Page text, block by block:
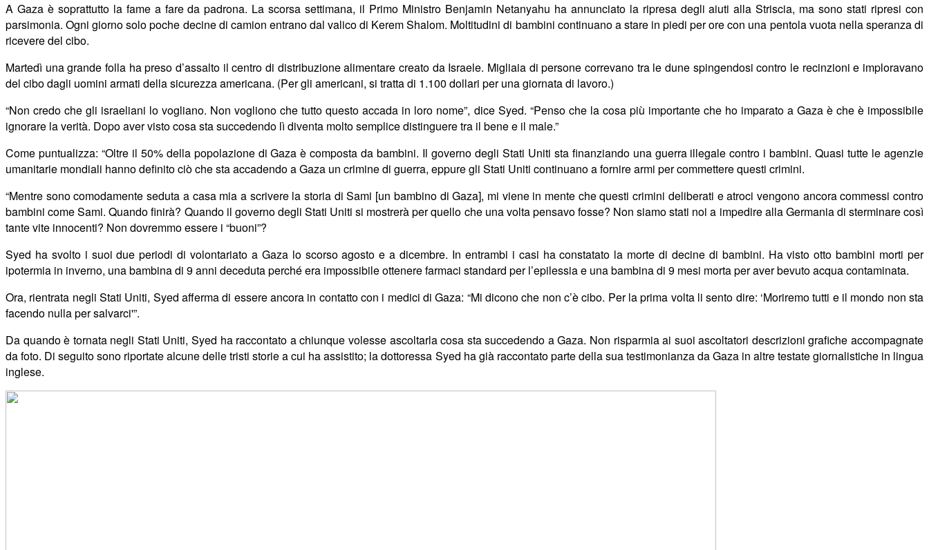
A Gaza è soprattutto la fame a fare da padrona. La scorsa settimana, il Primo Ministro Benjamin Netanyahu ha annunciato la ripresa degli aiuti alla Striscia, ma sono stati ripresi con
parsimonia. Ogni giorno solo poche decine di camion entrano dal valico di Kerem Shalom. Moltitudini di bambini continuano a stare in piedi per ore con una pentola vuota nella speranza di
ricevere del cibo.
Martedì una grande folla ha preso d’assalto il centro di distribuzione alimentare creato da Israele. Migliaia di persone correvano tra le dune spingendosi contro le recinzioni e imploravano
del cibo dagli uomini armati della sicurezza americana. (Per gli americani, si tratta di 1.100 dollari per una giornata di lavoro.)
“Non credo che gli israeliani lo vogliano. Non vogliono che tutto questo accada in loro nome”, dice Syed. “Penso che la cosa più importante che ho imparato a Gaza è che è impossibile
ignorare la verità. Dopo aver visto cosa sta succedendo lì diventa molto semplice distinguere tra il bene e il male.”
Come puntualizza: “Oltre il 50% della popolazione di Gaza è composta da bambini. Il governo degli Stati Uniti sta finanziando una guerra illegale contro i bambini. Quasi tutte le agenzie
umanitarie mondiali hanno definito ciò che sta accadendo a Gaza un crimine di guerra, eppure gli Stati Uniti continuano a fornire armi per commettere questi crimini.
“Mentre sono comodamente seduta a casa mia a scrivere la storia di Sami [un bambino di Gaza], mi viene in mente che questi crimini deliberati e atroci vengono ancora commessi contro
bambini come Sami. Quando finirà? Quando il governo degli Stati Uniti si mostrerà perquello che una volta pensavo fosse? Non siamo stati noi a impedire alla Germania di sterminare così
tante vite innocenti? Non dovremmo essere i “buoni”?
Syed ha svolto i suoi due periodi di volontariato a Gaza lo scorso agosto e a dicembre. In entrambi i casi ha constatato la morte di decine di bambini. Ha visto otto bambini morti per
ipotermia in inverno, una bambina di 9 anni deceduta perchéera impossibile ottenere farmaci standard per l’epilessia e una bambina di 9 mesi morta per aver bevuto acqua contaminata.
Ora, rientrata negli Stati Uniti, Syed afferma di essere ancora in contatto con i medici di Gaza: “Mi dicono che non c’è cibo. Per la prima volta li sento dire: ‘Moriremo tutti e il mondo non sta
facendo nulla per salvarci'”.
Da quando è tornata negli Stati Uniti, Syed ha raccontato a chiunque volesse ascoltarla cosa sta succedendo a Gaza. Non risparmia ai suoi ascoltatori descrizioni grafiche accompagnate
da foto. Di seguito sono riportate alcune delle tristi storie a cui ha assistito; la dottoressa Syed ha già raccontato parte della sua testimonianza da Gaza in altre testate giornalistiche in lingua
inglese.